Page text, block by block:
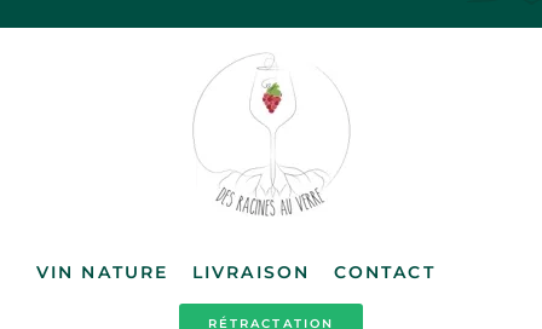
VIN NATURE LIVRAISON CONTACT
RÉTRACTATION